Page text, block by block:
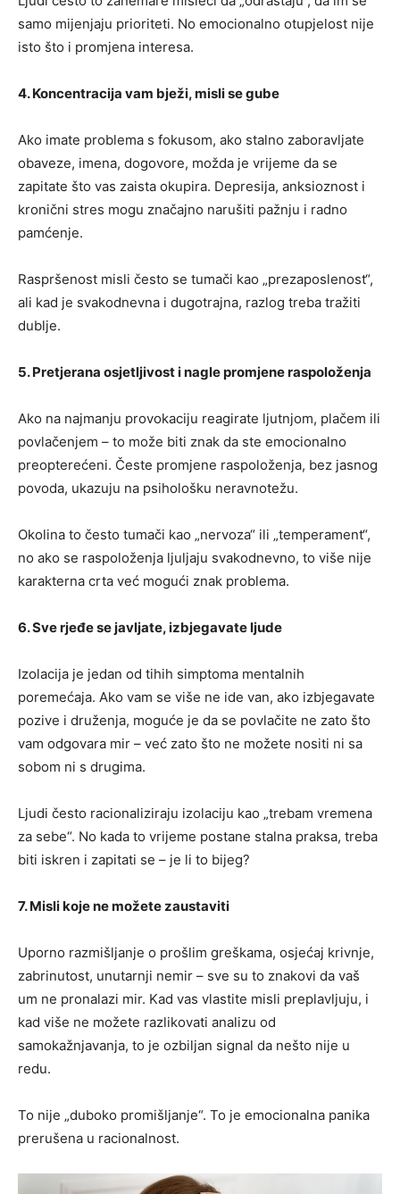
samo mijenjaju prioriteti. No emocionalno otupjelost nije
isto što i promjena interesa.
4. Koncentracija vam bježi, misli se gube
Ako imate problema s fokusom, ako stalno zaboravljate
obaveze, imena, dogovore, možda je vrijeme da se
zapitate što vas zaista okupira. Depresija, anksioznost i
kronični stres mogu značajno narušiti pažnju i radno
pamćenje.
Raspršenost misli često se tumači kao „prezaposlenost“,
ali kad je svakodnevna i dugotrajna, razlog treba tražiti
dublje.
5. Pretjerana osjetljivost i nagle promjene raspoloženja
Ako na najmanju provokaciju reagirate ljutnjom, plačem ili
povlačenjem – to može biti znak da ste emocionalno
preopterećeni. Česte promjene raspoloženja, bez jasnog
povoda, ukazuju na psihološku neravnotežu.
Okolina to često tumači kao „nervoza“ ili „temperament“,
no ako se raspoloženja ljuljaju svakodnevno, to više nije
karakterna crta već mogući znak problema.
6. Sve rjeđe se javljate, izbjegavate ljude
Izolacija je jedan od tihih simptoma mentalnih
poremećaja. Ako vam se više ne ide van, ako izbjegavate
pozive i druženja, moguće je da se povlačite ne zato što
vam odgovara mir – već zato što ne možete nositi ni sa
sobom ni s drugima.
Ljudi često racionaliziraju izolaciju kao „trebam vremena
za sebe“. No kada to vrijeme postane stalna praksa, treba
biti iskren i zapitati se – je li to bijeg?
7. Misli koje ne možete zaustaviti
Uporno razmišljanje o prošlim greškama, osjećaj krivnje,
zabrinutost, unutarnji nemir – sve su to znakovi da vaš
um ne pronalazi mir. Kad vas vlastite misli preplavljuju, i
kad više ne možete razlikovati analizu od
samokažnjavanja, to je ozbiljan signal da nešto nije u
redu.
To nije „duboko promišljanje“. To je emocionalna panika
prerušena u racionalnost.